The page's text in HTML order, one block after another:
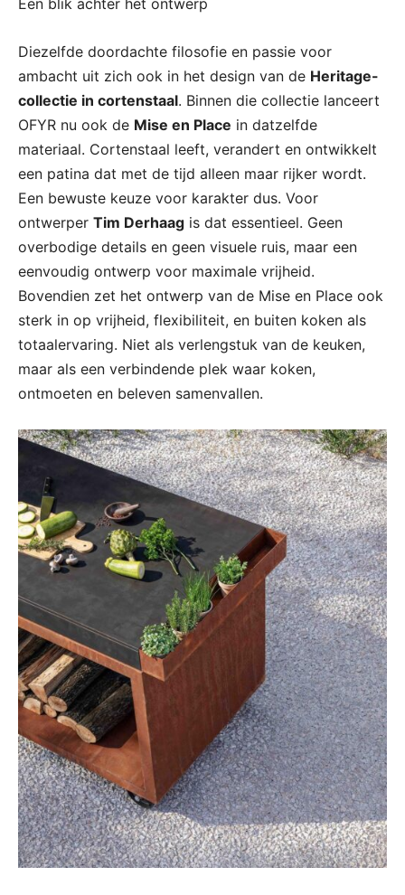
Een blik achter het ontwerp
Diezelfde doordachte filosofie en passie voor
ambacht uit zich ook in het design van de Heritage-
collectie in cortenstaal. Binnen die collectie lanceert
OFYR nu ook de Mise en Place in datzelfde
materiaal. Cortenstaal leeft, verandert en ontwikkelt
een patina dat met de tijd alleen maar rijker wordt.
Een bewuste keuze voor karakter dus. Voor
ontwerper Tim Derhaag is dat essentieel. Geen
overbodige details en geen visuele ruis, maar een
eenvoudig ontwerp voor maximale vrijheid.
Bovendien zet het ontwerp van de Mise en Place ook
sterk in op vrijheid, flexibiliteit, en buiten koken als
totaalervaring. Niet als verlengstuk van de keuken,
maar als een verbindende plek waar koken,
ontmoeten en beleven samenvallen.